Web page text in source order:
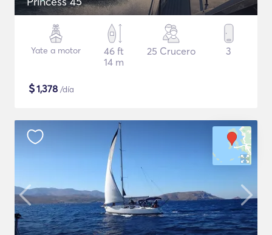
Yate a motor
46 ft
14 m
25 Crucero 3
$1,378 /día